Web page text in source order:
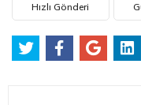
Hızlı Gönderi